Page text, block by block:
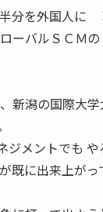
を外国人に
ーバルＳＣＭ
新潟の国際大学
メントでも や
既に出来上が